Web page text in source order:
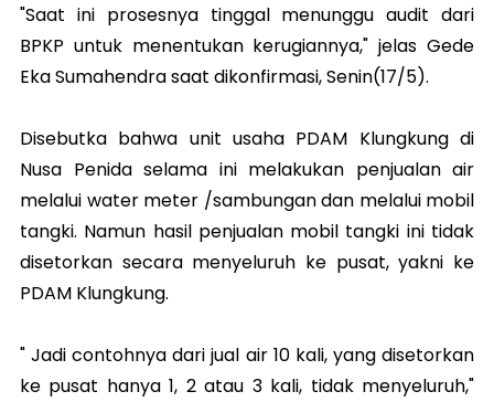
"Saat ini prosesnya tinggal menunggu audit dari
BPKP untuk menentukan kerugiannya," jelas Gede
Eka Sumahendra saat dikonfirmasi, Senin(17/5).
Disebutka bahwa unit usaha PDAM Klungkung di
Nusa Penida selama ini melakukan penjualan air
melalui water meter /sambungan dan melalui mobil
tangki. Namun hasil penjualan mobil tangki ini tidak
disetorkan secara menyeluruh ke pusat, yakni ke
PDAM Klungkung.
" Jadi contohnya dari jual air 10 kali, yang disetorkan
ke pusat hanya 1, 2 atau 3 kali, tidak menyeluruh,"